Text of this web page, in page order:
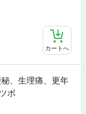
カートへ
、生理痛、更年
ボ